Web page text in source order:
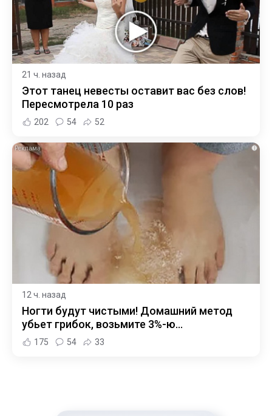
21 ч. назад
Этот танец невесты оставит вас без слов!
Пересмотрела 10 раз
202 54 52
i
12 ч. назад
Ногти будут чистыми! Домашний метод
убьет грибок, возьмите 3%-ю…
175 54 33